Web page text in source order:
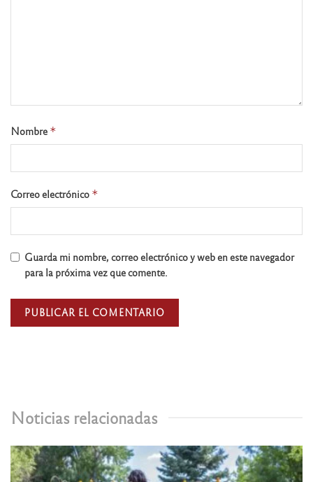
Noticias relacionadas
Nombre *
Correo electrónico *
Guarda mi nombre, correo electrónico y web en este navegador
para la próxima vez que comente.